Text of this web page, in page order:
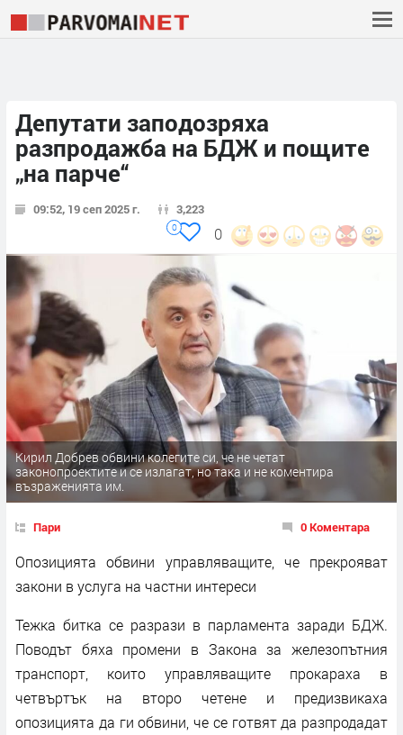
Депутати заподозряха
разпродажба на БДЖ и пощите
„на парче“
09:52, 19 сеп 2025 г. 3,223
0
0
Кирил Добрев обвини колегите си, че не четат
законопроектите и се излагат, но така и не коментира
възраженията им.
Пари 0 Коментара
Опозицията обвини управляващите, че прекрояват
закони в услуга на частни интереси
Тежка битка се разрази в парламента заради БДЖ.
Поводът бяха промени в Закона за железопътния
транспорт, които управляващите прокараха в
четвъртък на второ четене и предизвикаха
опозицията да ги обвини, че се готвят да разпродадат